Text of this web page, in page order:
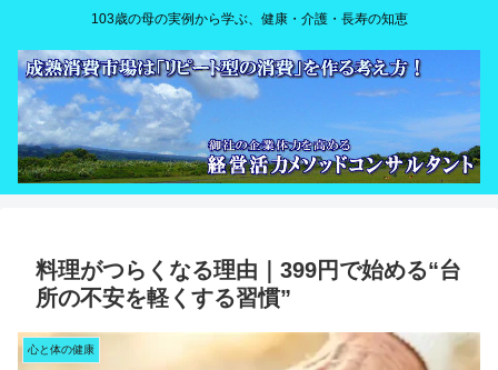
103歳の母の実例から学ぶ、健康・介護・長寿の知恵
料理がつらくなる理由｜399円で始める“台
所の不安を軽くする習慣”
心と体の健康